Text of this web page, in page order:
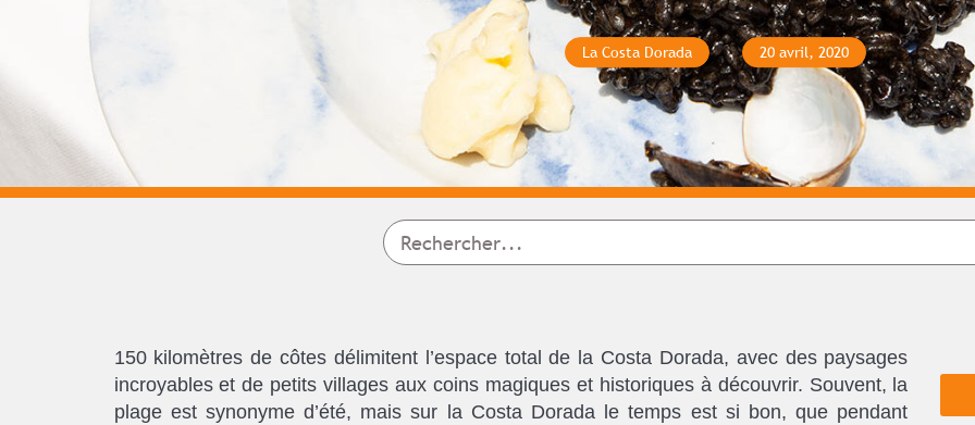
La Costa Dorada 20 avril, 2020
150 kilomètres de côtes délimitent l’espace total de la Costa Dorada, avec des paysages
incroyables et de petits villages aux coins magiques et historiques à découvrir. Souvent, la
plage est synonyme d’été, mais sur la Costa Dorada le temps est si bon, que pendant